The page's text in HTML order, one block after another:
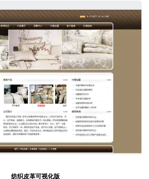
纺织皮革可视化版